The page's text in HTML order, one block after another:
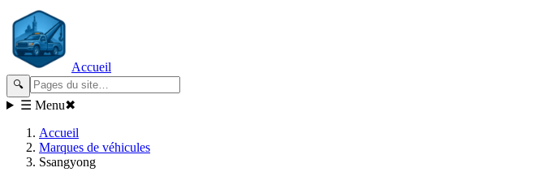
Accueil
🔍
☰ Menu✖
Accueil
Marques de véhicules
Ssangyong